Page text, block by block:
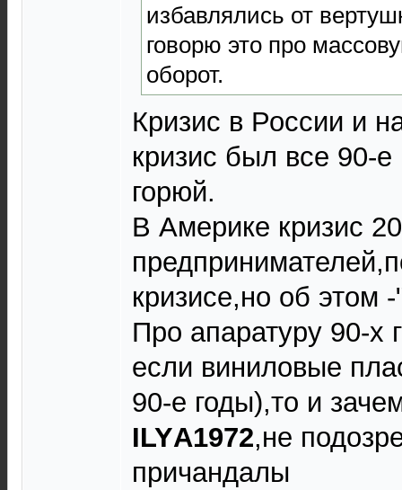
избавлялись от
говорю это про
оборот.
Кризис в России и
кризис был все 90-
горюй.
В Америке кризис
кризисе,но об этом
Про апаратуру 90-х
если виниловые
90-е годы),то и
ILYА1972,не
причандалы